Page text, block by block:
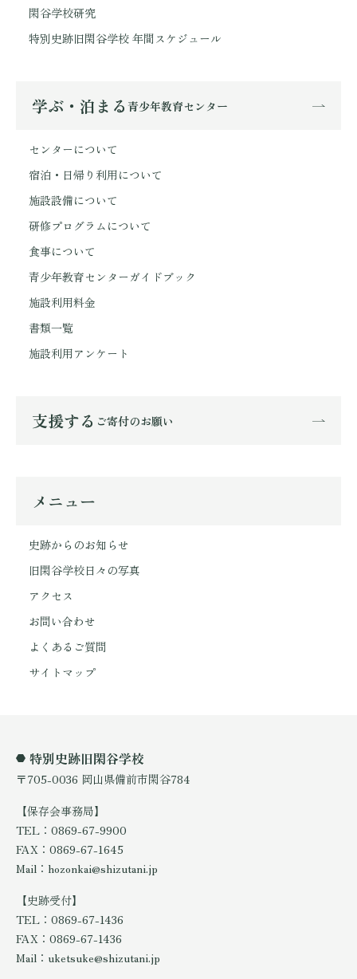
閑谷学校研究
特別史跡旧閑谷学校 年間スケジュール
学ぶ・泊まる 青少年教育センター
センターについて
宿泊・日帰り利用について
施設設備について
研修プログラムについて
食事について
青少年教育センターガイドブック
施設利用料金
書類一覧
施設利用アンケート
支援する ご寄付のお願い
メニュー
史跡からのお知らせ
旧閑谷学校日々の写真
アクセス
お問い合わせ
よくあるご質問
サイトマップ
特別史跡旧閑谷学校
〒705-0036 岡山県備前市閑谷784
【保存会事務局】
TEL：0869-67-9900
FAX：0869-67-1645
Mail：hozonkai@shizutani.jp
【史跡受付】
TEL：0869-67-1436
FAX：0869-67-1436
Mail：uketsuke@shizutani.jp